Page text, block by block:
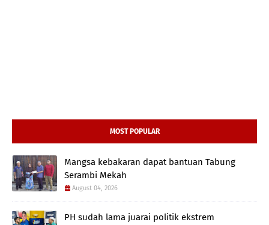
MOST POPULAR
Mangsa kebakaran dapat bantuan Tabung
Serambi Mekah
August 04, 2026
PH sudah lama juarai politik ekstrem